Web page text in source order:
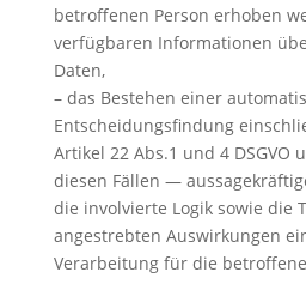
betroffenen Person erhoben
verfügbaren Informationen
Daten,
– das Bestehen einer
Entscheidungsfindung
Artikel 22 Abs.1 und 4
diesen Fällen —
die involvierte Logik sowie die
angestrebten Auswirkungen
Verarbeitung für die